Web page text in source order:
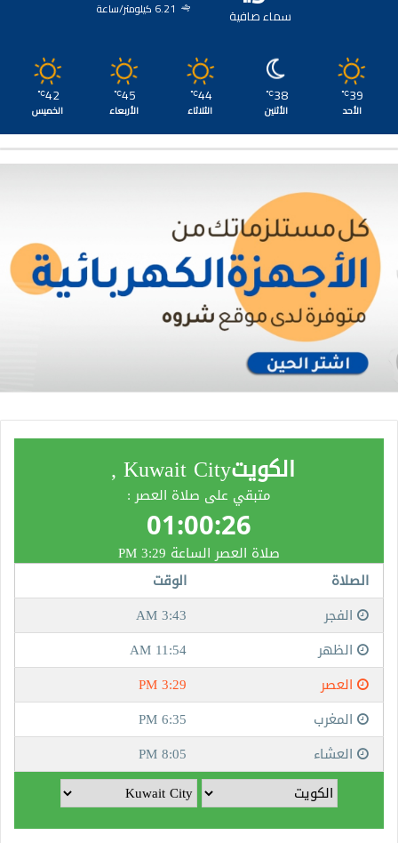
سماء صافية
6.21 كيلومتر/ساعة
39
℃
الأحد
38
℃
الأثنين
44
℃
الثلاثاء
45
℃
الأربعاء
42
℃
الخميس